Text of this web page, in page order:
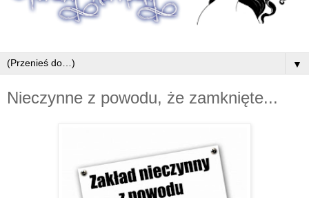
▼
Nieczynne z powodu, że zamknięte...